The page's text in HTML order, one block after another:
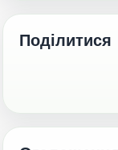
Поділитися